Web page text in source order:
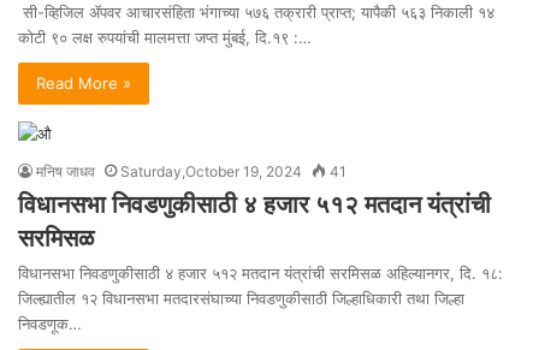
सी-व्हिजिल ॲपवर आचारसंहिता भंगाच्या ५७६ तक्रारी प्राप्त; यापैकी ५६३ निकाली १४
कोटी ९० लक्ष रुपयांची मालमत्ता जप्त मुंबई, दि.१९ :…
Read More »
मनिष जाधव Saturday,October 19, 2024 41
विधानसभा निवडणुकीसाठी ४ हजार ५१२ मतदान यंत्रांची
सरमिसळ
विधानसभा निवडणुकीसाठी ४ हजार ५१२ मतदान यंत्रांची सरमिसळ अहिल्यानगर, दि. १८:
जिल्ह्यातील १२ विधानसभा मतदारसंघाच्या निवडणुकीसाठी जिल्हाधिकारी तथा जिल्हा
निवडणूक…